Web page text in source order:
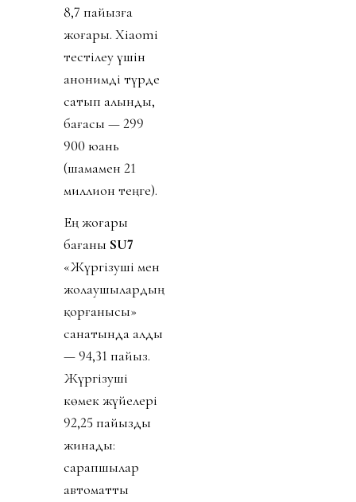
8,7 пайызға
жоғары. Xiaomi
тестілеу үшін
анонимді түрде
сатып алынды,
бағасы — 299
900 юань
(шамамен 21
миллион теңге).
Ең жоғары
бағаны SU7
«Жүргізуші мен
жолаушылардың
қорғанысы»
санатында алды
— 94,31 пайыз.
Жүргізуші
көмек жүйелері
92,25 пайызды
жинады:
сарапшылар
автоматты